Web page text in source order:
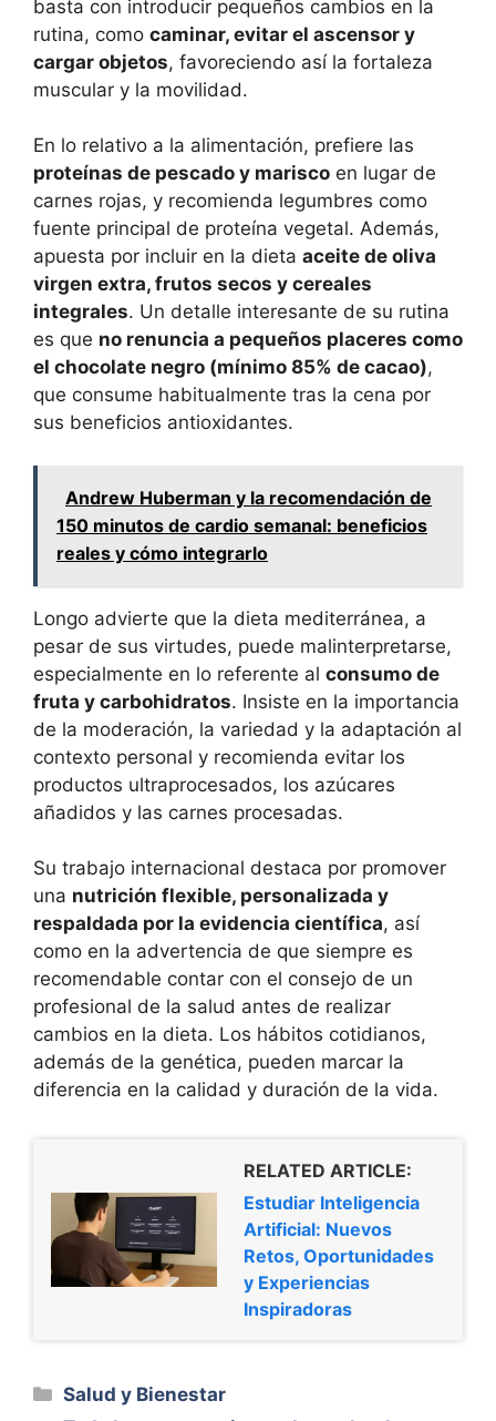
basta con introducir pequeños cambios en la
rutina, como caminar, evitar el ascensor y
cargar objetos, favoreciendo así la fortaleza
muscular y la movilidad.
En lo relativo a la alimentación, prefiere las
proteínas de pescado y marisco en lugar de
carnes rojas, y recomienda legumbres como
fuente principal de proteína vegetal. Además,
apuesta por incluir en la dieta aceite de oliva
virgen extra, frutos secos y cereales
integrales. Un detalle interesante de su rutina
es que no renuncia a pequeños placeres como
el chocolate negro (mínimo 85% de cacao),
que consume habitualmente tras la cena por
sus beneficios antioxidantes.
Andrew Huberman y la recomendación de
150 minutos de cardio semanal: beneficios
reales y cómo integrarlo
Longo advierte que la dieta mediterránea, a
pesar de sus virtudes, puede malinterpretarse,
especialmente en lo referente al consumo de
fruta y carbohidratos. Insiste en la importancia
de la moderación, la variedad y la adaptación al
contexto personal y recomienda evitar los
productos ultraprocesados, los azúcares
añadidos y las carnes procesadas.
Su trabajo internacional destaca por promover
una nutrición flexible, personalizada y
respaldada por la evidencia científica, así
como en la advertencia de que siempre es
recomendable contar con el consejo de un
profesional de la salud antes de realizar
cambios en la dieta. Los hábitos cotidianos,
además de la genética, pueden marcar la
diferencia en la calidad y duración de la vida.
RELATED ARTICLE:
Estudiar Inteligencia
Artificial: Nuevos
Retos, Oportunidades
y Experiencias
Inspiradoras
Categorías
Salud y Bienestar